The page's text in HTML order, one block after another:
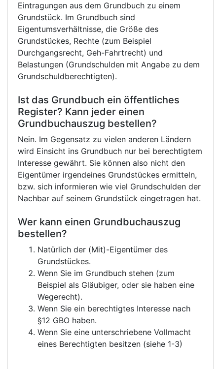
Eintragungen aus dem Grundbuch zu einem
Grundstück. Im Grundbuch sind
Eigentumsverhältnisse, die Größe des
Grundstückes, Rechte (zum Beispiel
Durchgangsrecht, Geh-Fahrtrecht) und
Belastungen (Grundschulden mit Angabe zu dem
Grundschuldberechtigten).
Ist das Grundbuch ein öffentliches
Register? Kann jeder einen
Grundbuchauszug bestellen?
Nein. Im Gegensatz zu vielen anderen Ländern
wird Einsicht ins Grundbuch nur bei berechtigtem
Interesse gewährt. Sie können also nicht den
Eigentümer irgendeines Grundstückes ermitteln,
bzw. sich informieren wie viel Grundschulden der
Nachbar auf seinem Grundstück eingetragen hat.
Wer kann einen Grundbuchauszug
bestellen?
Natürlich der (Mit)-Eigentümer des
Grundstückes.
Wenn Sie im Grundbuch stehen (zum
Beispiel als Gläubiger, oder sie haben eine
Wegerecht).
Wenn Sie ein berechtigtes Interesse nach
§12 GBO haben.
Wenn Sie eine unterschriebene Vollmacht
eines Berechtigten besitzen (siehe 1-3)